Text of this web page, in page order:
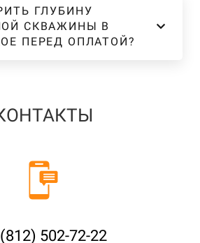
ГЛУБИНУ
СКВАЖИНЫ В
ПЕРЕД ОПЛАТОЙ?
502-72-22